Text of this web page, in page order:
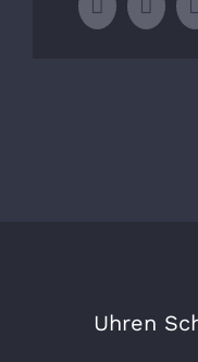
Facebook
X
Uhren